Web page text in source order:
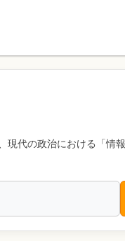
代の政治における「